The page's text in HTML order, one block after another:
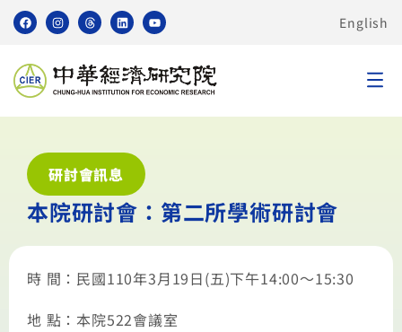
English
研討會訊息
本院研討會：第二所學術研討會
時 間：民國110年3月19日(五)下午14:00～15:30
地 點：本院522會議室